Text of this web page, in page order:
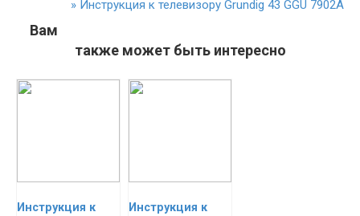
» Инструкция к телевизору Grundig 43 GGU 7902A
Вам
также может быть интересно
Инструкция к
Инструкция к